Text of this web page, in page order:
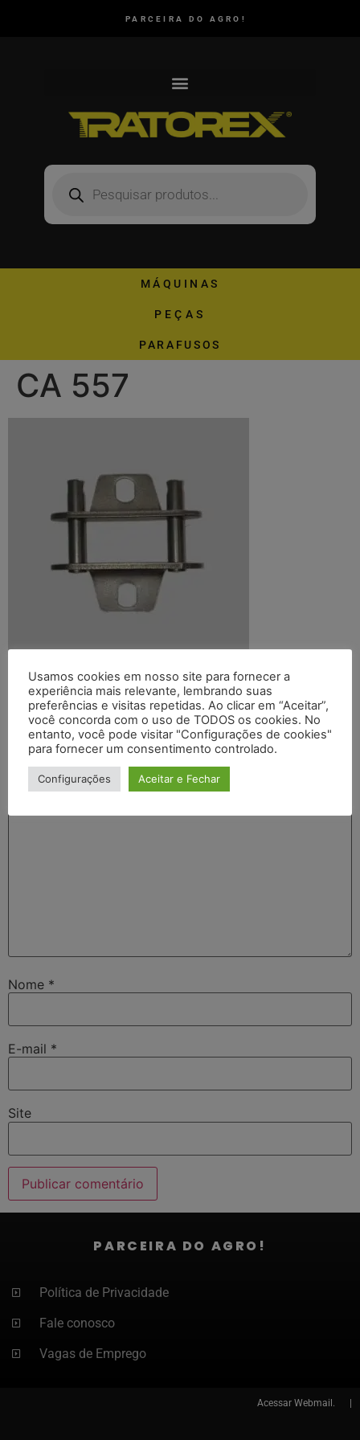
PARCEIRA DO AGRO!
MÁQUINAS
PEÇAS
PARAFUSOS
CA 557
Deixe um comentário
O seu endereço de e-mail não será publicado. Campos
obrigatórios são marcados com*
Comentário*
Nome *
E-mail *
Site
PARCEIRA DO AGRO!
Política de Privacidade
Fale conosco
Vagas de Emprego
Acessar Webmail. |
Usamos cookies em nosso site para fornecer a
experiência mais relevante, lembrando suas
preferências e visitas repetidas. Ao clicar em “Aceitar”,
você concorda com o uso de TODOS os cookies. No
entanto, você pode visitar "Configurações de cookies"
para fornecer um consentimento controlado.
Configurações Aceitar e Fechar